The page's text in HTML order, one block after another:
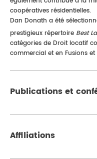
coopératives résidentielles.
Dan Donath a été
prestigieux répertoire Best
catégories de Droit locatif
commercial et en Fusions
Publications et
Affiliations